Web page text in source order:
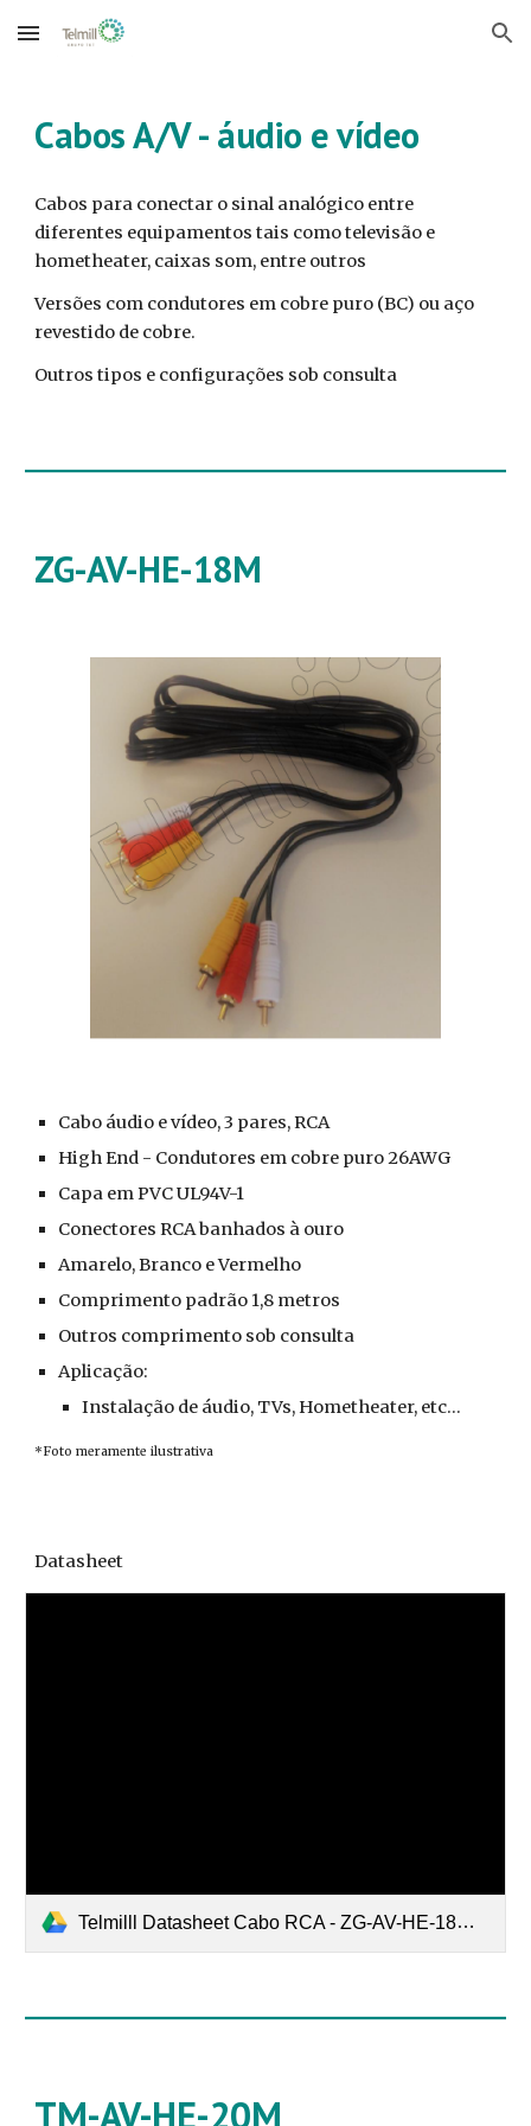
Skip to main content Skip to navigation
Cabos A/V - áudio e vídeo
Cabos para conectar o sinal analógico entre
diferentes equipamentos tais como televisão e
hometheater, caixas som, entre outros
Versões com condutores em cobre puro (BC) ou aço
revestido de cobre.
Outros tipos e configurações sob consulta
ZG-AV-HE-18M
Cabo áudio e vídeo, 3 pares, RCA
High End - Condutores em cobre puro 26AWG
Capa em PVC UL94V-1
Conectores RCA banhados à ouro
Amarelo, Branco e Vermelho
Comprimento padrão 1,8 metros
Outros comprimento sob consulta
Aplicação:
Instalação de áudio, TVs, Hometheater, etc...
*Foto meramente ilustrativa
Datasheet
Telmilll Datasheet Cabo RCA - ZG-AV-HE-18M.pdf
TM-AV-HE-20M